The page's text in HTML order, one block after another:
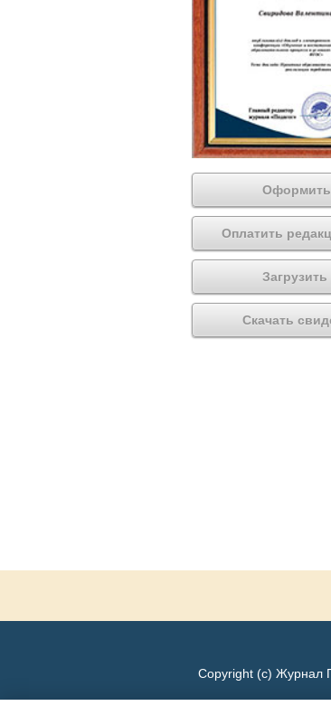
Оформить
Оплатить
Скачать
Copyright (c) Журнал